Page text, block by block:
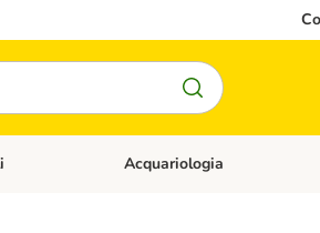
Apri Menù Categoria: Roditori
Acquariologia